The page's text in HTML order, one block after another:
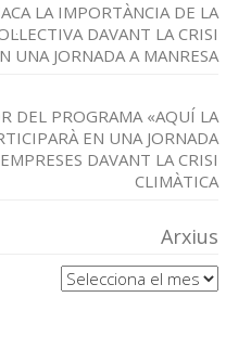
LA IMPORTÀNCIA DE LA
DAVANT LA CRISI
UNA JORNADA A MANRESA
DEL PROGRAMA «AQUÍ LA
EN UNA JORNADA
DAVANT LA CRISI
CLIMÀTICA
Arxius
Arxius